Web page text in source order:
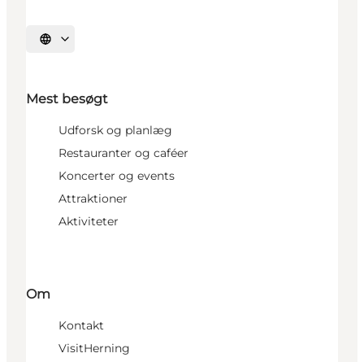
Vælg sprog
Mest besøgt
Udforsk og planlæg
Restauranter og caféer
Koncerter og events
Attraktioner
Aktiviteter
Om
Kontakt
VisitHerning